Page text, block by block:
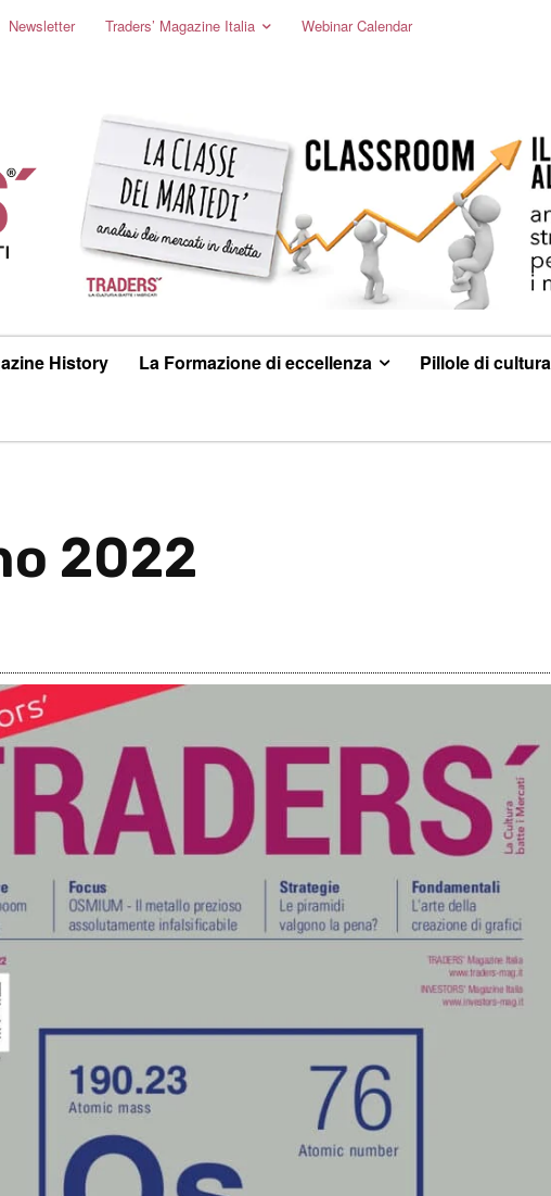
Newsletter Traders’ Magazine Italia Webinar Calendar
History La Formazione di eccellenza Pillole di cultura
2022